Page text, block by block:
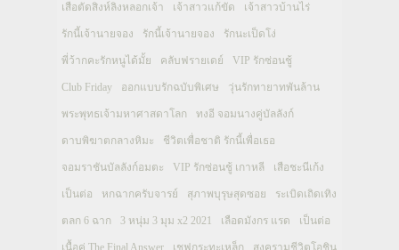
เสือตัดสิงห์ลิงหลอกเจ้า เจ้าสาวแก้ขัด เจ้าสาวบ้านไร่
รักนี้เจ้านายจอง รักนี้เจ้านายจอง รักนะเป็ดโง่
พี่ว้ากคะรักหนูได้มั้ย คลับฟรายเดย์ VIP รักซ่อนชู้
Club Friday ออกแบบรักฉบับพิเศษ วุ่นรักทายาทพันล้าน
พระพุทธเจ้ามหาศาสดาโลก ทงอี จอมนางคู่บัลลังก์
ดาบพิฆาตกลางหิมะ ชีวิตเพื่อชาติ รักนี้เพื่อเธอ
จอมราชันบัลลังก์อมตะ VIP รักซ่อนชู้ เกาหลี เสือชะนีเก้ง
เป็นต่อ หกฉากครับจารย์ สุภาพบุรุษสุดซอย ระเบิดเถิดเทิง
ตลก 6 ฉาก 3 หนุ่ม 3 มุม x2 2021 เลือดมังกร แรด เป็นต่อ
เนื้อคู่ The Final Answer เชฟกระทะเหล็ก สงครามชีวิตโอชิน